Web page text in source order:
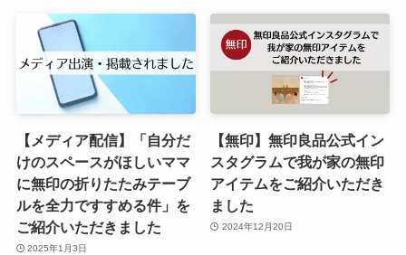
【メディア配信】「自分だ
けのスペースがほしいママ
に無印の折りたたみテーブ
ルを全力ですすめる件」を
ご紹介いただきました
2025年1月3日
【無印】無印良品公式イン
スタグラムで我が家の無印
アイテムをご紹介いただき
ました
2024年12月20日